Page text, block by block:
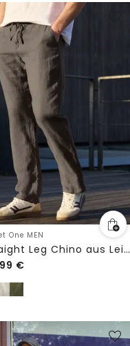
One MEN
Straight Leg Chino aus Leinen
€